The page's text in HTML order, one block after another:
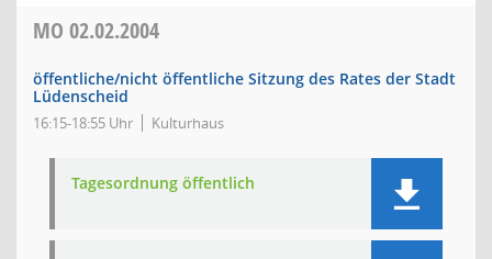
MO 02.02.2004
öffentliche/nicht öffentliche Sitzung des Rates der Stadt
Lüdenscheid
16:15-18:55 Uhr Kulturhaus
Tagesordnung öffentlich